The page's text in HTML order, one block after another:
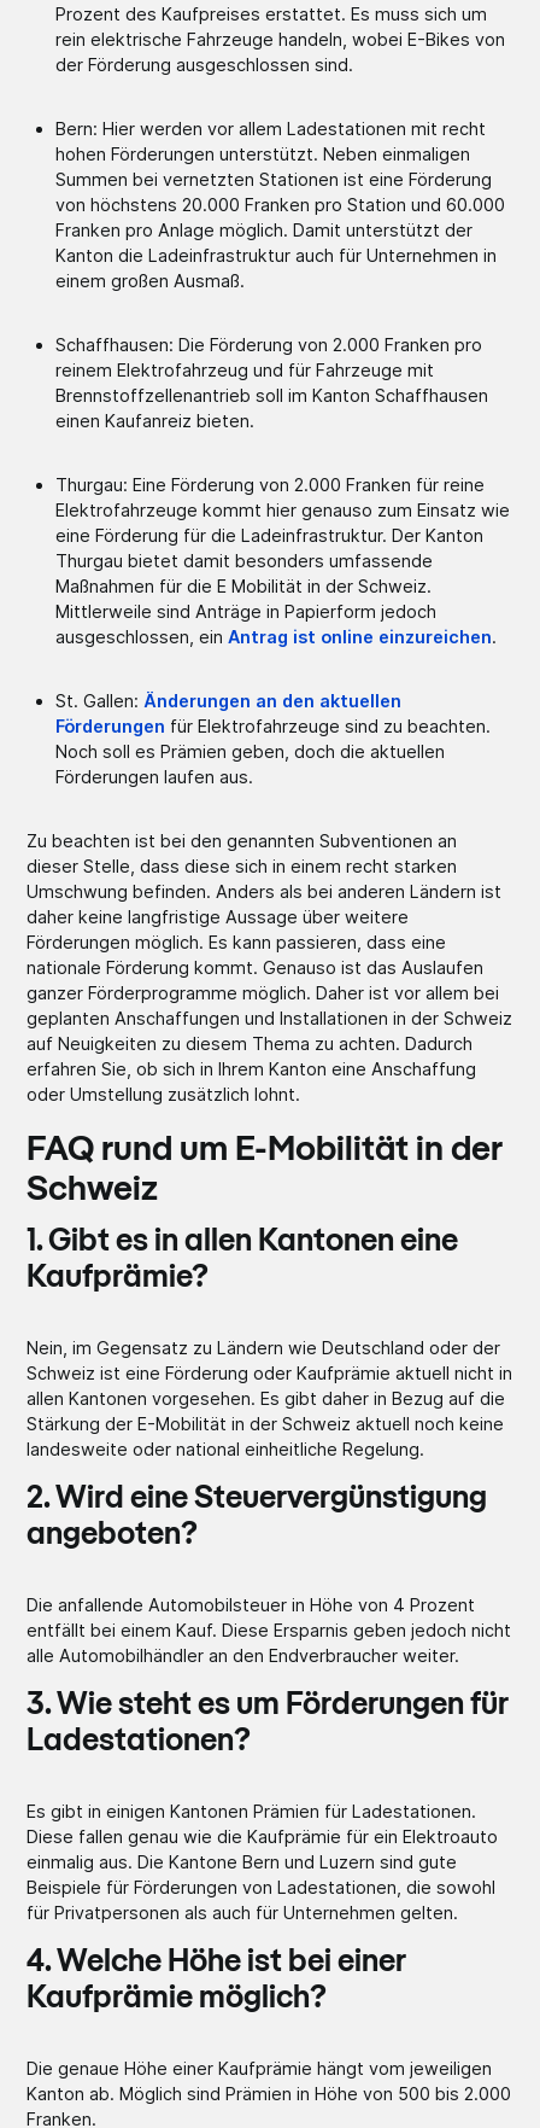
Prozent des Kaufpreises erstattet. Es muss sich um
rein elektrische Fahrzeuge handeln, wobei E-Bikes von
der Förderung ausgeschlossen sind.
Bern: Hier werden vor allem Ladestationen mit recht
hohen Förderungen unterstützt. Neben einmaligen
Summen bei vernetzten Stationen ist eine Förderung
von höchstens 20.000 Franken pro Station und 60.000
Franken pro Anlage möglich. Damit unterstützt der
Kanton die Ladeinfrastruktur auch für Unternehmen in
einem großen Ausmaß.
Schaffhausen: Die Förderung von 2.000 Franken pro
reinem Elektrofahrzeug und für Fahrzeuge mit
Brennstoffzellenantrieb soll im Kanton Schaffhausen
einen Kaufanreiz bieten.
Thurgau: Eine Förderung von 2.000 Franken für reine
Elektrofahrzeuge kommt hier genauso zum Einsatz wie
eine Förderung für die Ladeinfrastruktur. Der Kanton
Thurgau bietet damit besonders umfassende
Maßnahmen für die E Mobilität in der Schweiz.
Mittlerweile sind Anträge in Papierform jedoch
ausgeschlossen, einAntrag ist online einzureichen.
St. Gallen: Änderungen an den aktuellen
Förderungen für Elektrofahrzeuge sind zu beachten.
Noch soll es Prämien geben, doch die aktuellen
Förderungen laufen aus.
Zu beachten ist bei den genannten Subventionen an
dieser Stelle, dass diese sich in einem recht starken
Umschwung befinden. Anders als bei anderen Ländern ist
daher keine langfristige Aussage über weitere
Förderungen möglich. Es kann passieren, dass eine
nationale Förderung kommt. Genauso ist das Auslaufen
ganzer Förderprogramme möglich. Daher ist vor allem bei
geplanten Anschaffungen und Installationen in der Schweiz
auf Neuigkeiten zu diesem Thema zu achten. Dadurch
erfahren Sie, ob sich in Ihrem Kanton eine Anschaffung
oder Umstellung zusätzlich lohnt.
FAQ rund um E-Mobilität in der
Schweiz
1. Gibt es in allen Kantonen eine
Kaufprämie?
Nein, im Gegensatz zu Ländern wie Deutschland oder der
Schweiz ist eine Förderung oder Kaufprämie aktuell nicht in
allen Kantonen vorgesehen. Es gibt daher in Bezug auf die
Stärkung der E-Mobilität in der Schweiz aktuell noch keine
landesweite oder national einheitliche Regelung.
2. Wird eine Steuervergünstigung
angeboten?
Die anfallende Automobilsteuer in Höhe von 4 Prozent
entfällt bei einem Kauf. Diese Ersparnis geben jedoch nicht
alle Automobilhändler an den Endverbraucher weiter.
3. Wie steht es um Förderungen für
Ladestationen?
Es gibt in einigen Kantonen Prämien für Ladestationen.
Diese fallen genau wie die Kaufprämie für ein Elektroauto
einmalig aus. Die Kantone Bern und Luzern sind gute
Beispiele für Förderungen von Ladestationen, die sowohl
für Privatpersonen als auch für Unternehmen gelten.
4. Welche Höhe ist bei einer
Kaufprämie möglich?
Die genaue Höhe einer Kaufprämie hängt vom jeweiligen
Kanton ab. Möglich sind Prämien in Höhe von 500 bis 2.000
Franken.